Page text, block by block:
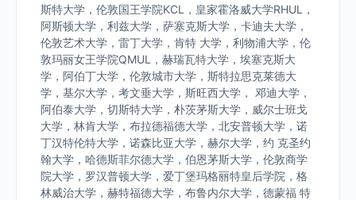
斯特大学，伦敦国王学院KCL，皇家霍洛威大学RHUL，
阿斯顿大学，利兹大学，萨塞克斯大学，卡迪夫大学，
伦敦艺术大学，雷丁大学，肯特 大学，利物浦大学，伦
敦玛丽女王学院QMUL，赫瑞瓦特大学，埃塞克斯大
学，阿伯丁大学，伦敦城市大学，斯特拉思克莱德大
学，基尔大学，考文垂大学，斯旺西大学， 邓迪大学，
阿伯泰大学，切斯特大学，朴茨茅斯大学，威尔士班戈
大学，林肯大学，布拉德福德大学，北安普顿大学，诺
丁汉特伦特大学，诺森比亚大学，赫尔大学，约 克圣约
翰大学，哈德斯菲尔德大学，伯恩茅斯大学，伦敦商学
院大学，罗汉普顿大学，爱丁堡玛格丽特皇后学院，格
林威治大学，赫特福德大学，布鲁内尔大学，德蒙福 特